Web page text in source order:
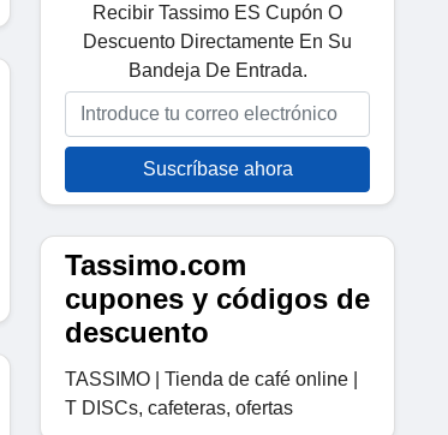
Recibir Tassimo ES Cupón O
Descuento Directamente En Su
Bandeja De Entrada.
Suscríbase ahora
Tassimo.com
cupones y códigos de
descuento
TASSIMO | Tienda de café online |
T DISCs, cafeteras, ofertas